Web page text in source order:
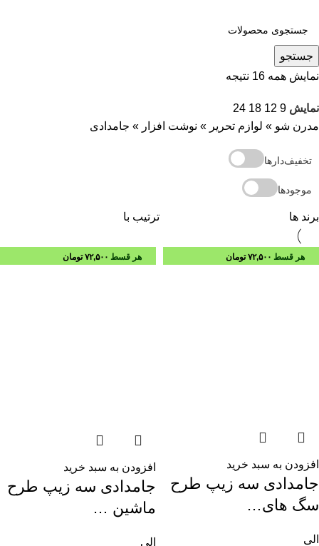
جستجو
نمایش همه 16 نتیجه
نمایش 9
12
18
24
مدرن شو » لوازم تحریر » نوشت افزار » جامدادی
تخفیف‌دارها
موجودها
برند ها ترتیب با
هر قسط ۷۲,۵۰۰ تومان
افزودن به سبد خرید
جامدادی سه زیپ طرح
سگ های…
الی
هر قسط ۷۲,۵۰۰ تومان
افزودن به سبد خرید
جامدادی سه زیپ طرح
ماشین …
الی